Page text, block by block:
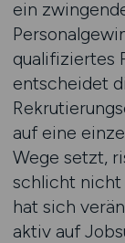
ein
qualifiziertes
entscheidet
auf eine
Wege setzt,
schlicht nicht
hat sich
aktiv auf